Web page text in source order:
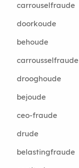
carrouselfraude
doorkoude
behoude
carrousselfraude
drooghoude
bejoude
ceo-fraude
drude
belastingfraude